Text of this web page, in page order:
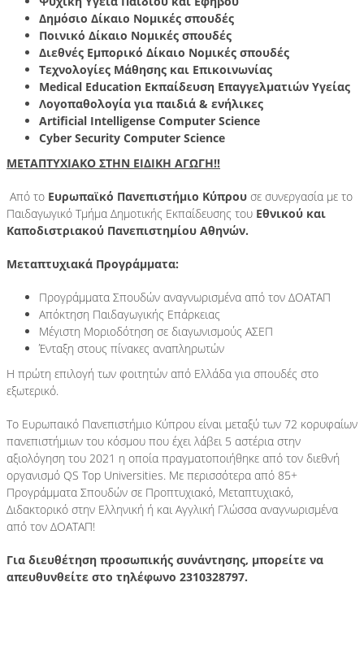
Δημόσιο Δίκαιο Νομικές σπουδές
Ποινικό Δίκαιο Νομικές σπουδές
Διεθνές Εμπορικό Δίκαιο Νομικές σπουδές
Τεχνολογίες Μάθησης και Επικοινωνίας
Medical Education Εκπαίδευση Επαγγελματιών Υγείας
Λογοπαθολογία για παιδιά & ενήλικες
Artificial Intelligense Computer Science
Cyber Security Computer Science
ΜΕΤΑΠΤΥΧΙΑΚΟ ΣΤΗΝ ΕΙΔΙΚΗ ΑΓΩΓΗ!!
Από το Ευρωπαϊκό Πανεπιστήμιο Κύπρου σε συνεργασία με το
Παιδαγωγικό Τμήμα Δημοτικής Εκπαίδευσης του Εθνικού και
Καποδιστριακού Πανεπιστημίου Αθηνών.
Μεταπτυχιακά Προγράμματα:
Προγράμματα Σπουδών αναγνωρισμένα από τον ΔΟΑΤΑΠ
Απόκτηση Παιδαγωγικής Επάρκειας
Μέγιστη Μοριοδότηση σε διαγωνισμούς ΑΣΕΠ
Ένταξη στους πίνακες αναπληρωτών
Η πρώτη επιλογή των φοιτητών από Ελλάδα για σπουδές στο
εξωτερικό.
Το Ευρωπαικό Πανεπιστήμιο Κύπρου είναι μεταξύ των 72 κορυφαίων
πανεπιστήμιων του κόσμου που έχει λάβει 5 αστέρια στην
αξιολόγηση του 2021 η οποία πραγματοποιήθηκε από τον διεθνή
οργανισμό QS Top Universities. Με περισσότερα από 85+
Προγράμματα Σπουδών σε Προπτυχιακό, Μεταπτυχιακό,
Διδακτορικό στην Ελληνική ή και Αγγλική Γλώσσα αναγνωρισμένα
από τον ΔΟΑΤΑΠ!
Για διευθέτηση προσωπικής συνάντησης, μπορείτε να
απευθυνθείτε στο τηλέφωνο 2310328797.